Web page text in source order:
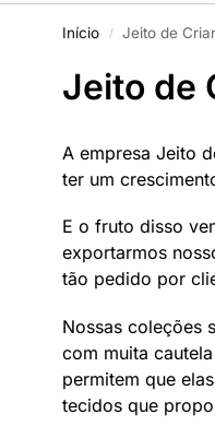
Início / Jeito de
Jeito de
A empresa Jeito
ter um
E o fruto disso
exportarmos
tão pedido por
Nossas coleções
com muita
permitem que
tecidos que